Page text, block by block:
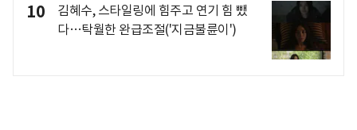
10
김혜수, 스타일링에 힘주고 연기 힘 뺐
다…탁월한 완급조절('지금불륜이')